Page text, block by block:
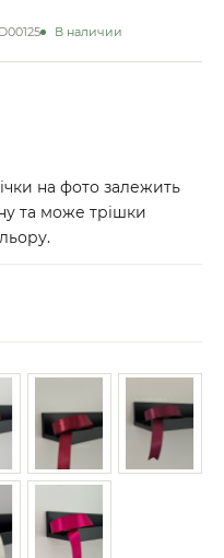
D00125 В наличии
на фото залежить
та може трішки